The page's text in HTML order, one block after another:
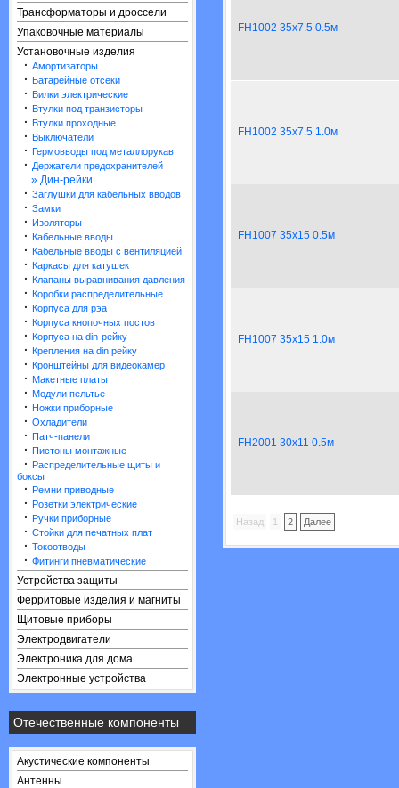
Трансформаторы и дроссели
Упаковочные материалы
Установочные изделия
· Амортизаторы
· Батарейные отсеки
· Вилки электрические
· Втулки под транзисторы
· Втулки проходные
· Выключатели
· Гермовводы под металлорукав
· Держатели предохранителей
» Дин-рейки
· Заглушки для кабельных вводов
· Замки
· Изоляторы
· Кабельные вводы
· Кабельные вводы с вентиляцией
· Каркасы для катушек
· Клапаны выравнивания давления
· Коробки распределительные
· Корпуса для рэа
· Корпуса кнопочных постов
· Корпуса на din-рейку
· Крепления на din рейку
· Кронштейны для видеокамер
· Макетные платы
· Модули пельтье
· Ножки приборные
· Охладители
· Патч-панели
· Пистоны монтажные
· Распределительные щиты и
боксы
· Ремни приводные
· Розетки электрические
· Ручки приборные
· Стойки для печатных плат
· Токоотводы
· Фитинги пневматические
Устройства защиты
Ферритовые изделия и магниты
Щитовые приборы
Электродвигатели
Электроника для дома
Электронные устройства
Отечественные компоненты
Акустические компоненты
Антенны
FH1002 35x7.5 0.5м
FH1002 35x7.5 1.0м
FH1007 35x15 0.5м
FH1007 35x15 1.0м
FH2001 30x11 0.5м
Назад 1 2 Далее